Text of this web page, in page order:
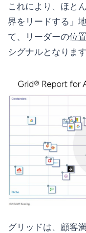
これにより、ほと
界をリードする」
て、リーダーの位
シグナルとなります
グリッドは、顧客